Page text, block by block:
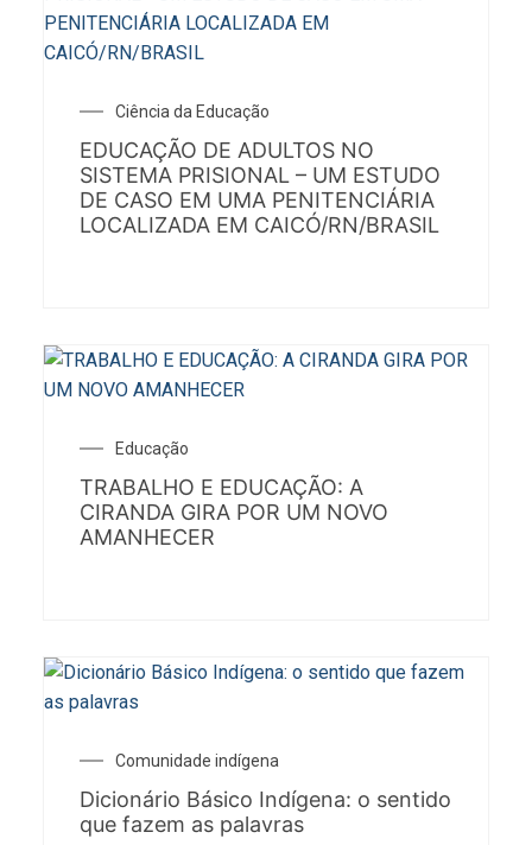
Ciência da Educação
EDUCAÇÃO DE ADULTOS NO
SISTEMA PRISIONAL – UM ESTUDO
DE CASO EM UMA PENITENCIÁRIA
LOCALIZADA EM CAICÓ/RN/BRASIL
Educação
TRABALHO E EDUCAÇÃO: A
CIRANDA GIRA POR UM NOVO
AMANHECER
Comunidade indígena
Dicionário Básico Indígena: o sentido
que fazem as palavras